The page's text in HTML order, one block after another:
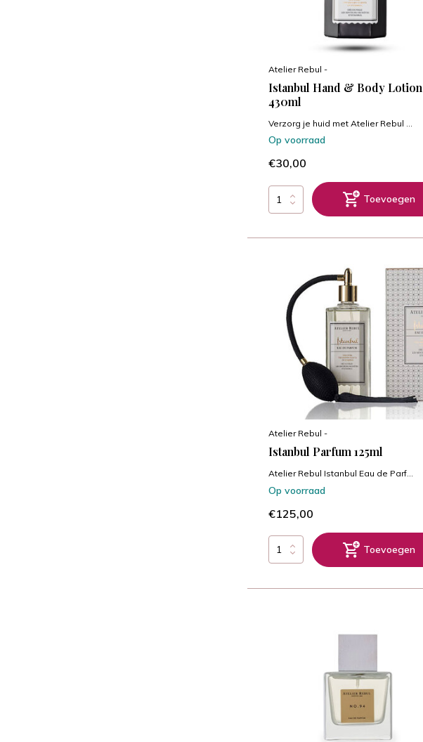
Atelier Rebul -
Istanbul Hand & Body Lotion
430ml
Verzorg je huid met Atelier Rebul ...
Op voorraad
€30,00
Toevoegen
Atelier Rebul -
Istanbul Parfum 125ml
Atelier Rebul Istanbul Eau de Parf...
Op voorraad
€125,00
Toevoegen